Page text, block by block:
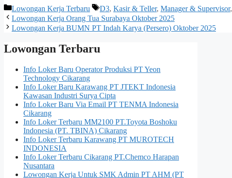
Kategori
Lowongan Kerja Terbaru Tag
D3, Kasir & Teller, Manager & Supervisor,
Lowongan Kerja Orang Tua Surabaya Oktober 2025
Lowongan Kerja BUMN PT Indah Karya (Persero) Oktober 2025
Lowongan Terbaru
Info Loker Baru Operator Produksi PT Yeon
Technology Cikarang
Info Loker Baru Karawang PT JTEKT Indonesia
Kawasan Industri Surya Cipta
Info Loker Baru Via Email PT TENMA Indonesia
Cikarang
Info Loker Terbaru MM2100 PT.Toyota Boshoku
Indonesia (PT. TBINA) Cikarang
Info Loker Terbaru Karawang PT MUROTECH
INDONESIA
Info Loker Terbaru Cikarang PT.Chemco Harapan
Nusantara
Lowongan Kerja Untuk SMK Admin PT AHM (PT